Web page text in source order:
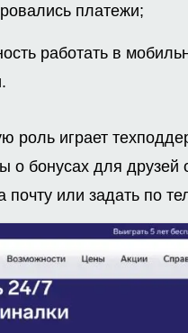
платежи;
работать в
роль играет
о бонусах для
почту или задать по